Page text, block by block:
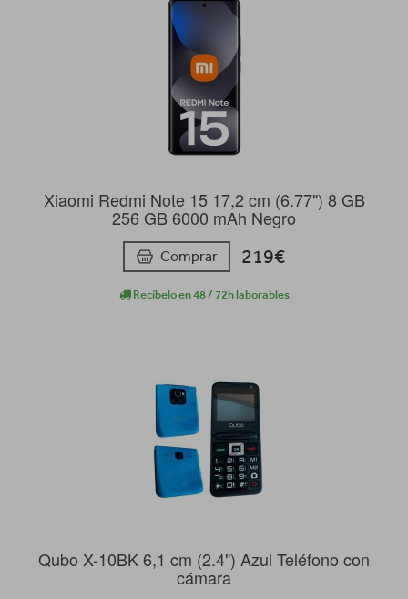
Xiaomi Redmi Note 15 17,2 cm (6.77") 8 GB
256 GB 6000 mAh Negro
Comprar 219€
Recíbelo en 48 / 72h laborables
Qubo X-10BK 6,1 cm (2.4") Azul Teléfono con
cámara